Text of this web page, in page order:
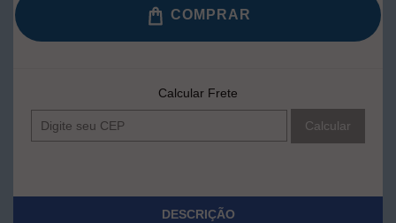
COMPRAR
Calcular Frete
Calcular
DESCRIÇÃO